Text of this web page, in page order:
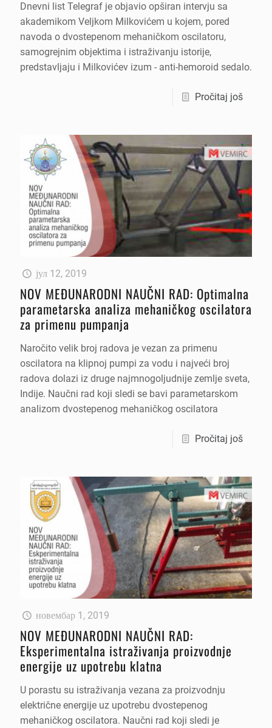
Dnevni list Telegraf je objavio opširan intervju sa
akademikom Veljkom Milkovićem u kojem, pored
navoda o dvostepenom mehaničkom oscilatoru,
samogrejnim objektima i istraživanju istorije,
predstavljaju i Milkovićev izum - anti-hemoroid sedalo.
Pročitaj još
јул 12, 2019
NOV MEĐUNARODNI NAUČNI RAD: Optimalna
parametarska analiza mehaničkog oscilatora
za primenu pumpanja
Naročito velik broj radova je vezan za primenu
oscilatora na klipnoj pumpi za vodu i najveći broj
radova dolazi iz druge najmnogoljudnije zemlje sveta,
Indije. Naučni rad koji sledi se bavi parametarskom
analizom dvostepenog mehaničkog oscilatora
Pročitaj još
новембар 1, 2019
NOV MEĐUNARODNI NAUČNI RAD:
Eksperimentalna istraživanja proizvodnje
energije uz upotrebu klatna
U porastu su istraživanja vezana za proizvodnju
električne energije uz upotrebu dvostepenog
mehaničkog oscilatora. Naučni rad koji sledi je